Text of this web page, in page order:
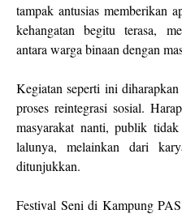
tampak antusias memberikan
kehangatan begitu terasa,
antara warga binaan dengan
Kegiatan seperti ini
proses reintegrasi sosial.
masyarakat nanti, publik
lalunya, melainkan dari
ditunjukkan.
Festival Seni di Kampung